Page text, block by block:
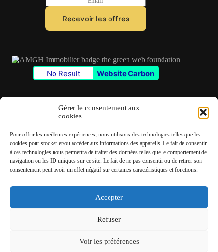
Gérer le consentement aux
cookies
Pour offrir les meilleures expériences, nous utilisons des technologies telles que les
cookies pour stocker et/ou accéder aux informations des appareils. Le fait de consentir
à ces technologies nous permettra de traiter des données telles que le comportement de
navigation ou les ID uniques sur ce site. Le fait de ne pas consentir ou de retirer son
consentement peut avoir un effet négatif sur certaines caractéristiques et fonctions.
Accepter
Refuser
Voir les préférences
m
l
Recevoir les offres
No Result Website Carbon
✆06 22 39 73 24
✉contact@amgh-immobilier.com
Copyright © 2026 - André Machado Gonzalez Immobilier